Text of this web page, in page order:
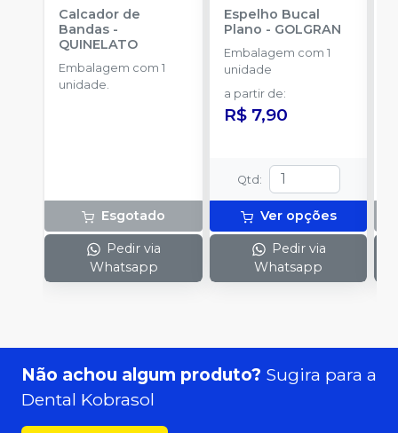
Calcador de
Bandas -
QUINELATO
Embalagem com 1
unidade.
Esgotado
Pedir via
Whatsapp
Espelho Bucal
Plano - GOLGRAN
Embalagem com 1
unidade
a partir de:
R$ 7,90
Qtd :
Ver opções
Pedir via
Whatsapp
Não achou algum produto? Sugira para a
Dental Kobrasol